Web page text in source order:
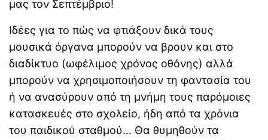
μας τον Σεπτέμβριο!
Ιδέες για το πώς να φτιάξουν δικά τους
μουσικά όργανα μπορούν να βρουν και στο
διαδίκτυο (ωφέλιμος χρόνος οθόνης) αλλά
μπορούν να χρησιμοποιήσουν τη φαντασία του
ή να ανασύρουν από τη μνήμη τους παρόμοιες
κατασκευές στο σχολείο, ήδη από τα χρόνια
του παιδικού σταθμού… Θα θυμηθούν τα